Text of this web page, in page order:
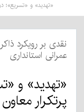
«تهدید» و «تسریع»؛ دو
نقدی بر رویکرد
عمرانی استانداری
«تهدید» و
پرتکرار